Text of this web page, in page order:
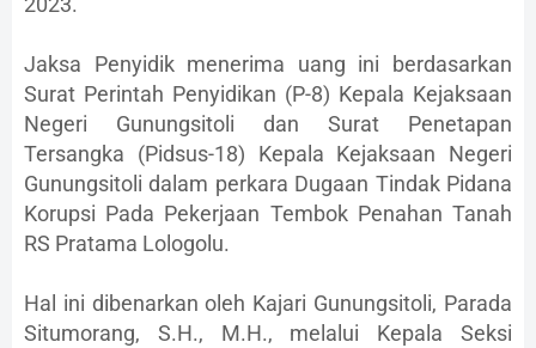
Jaksa Penyidik menerima uang ini berdasarkan
Surat Perintah Penyidikan (P-8) Kepala Kejaksaan
Negeri Gunungsitoli dan Surat Penetapan
Tersangka (Pidsus-18) Kepala Kejaksaan Negeri
Gunungsitoli dalam perkara Dugaan Tindak Pidana
Korupsi Pada Pekerjaan Tembok Penahan Tanah
RS Pratama Lologolu.
Hal ini dibenarkan oleh Kajari Gunungsitoli, Parada
Situmorang, S.H., M.H., melalui Kepala Seksi